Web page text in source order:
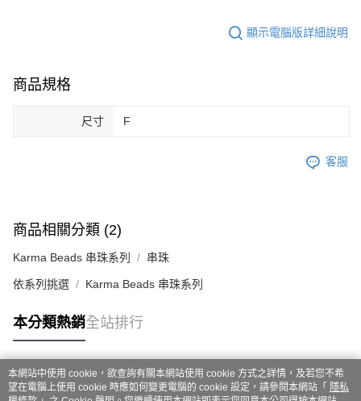
顯示電腦版詳細說明
商品規格
尺寸 F
客服
商品相關分類 (2)
Karma Beads 串珠系列 串珠
依系列挑選 Karma Beads 串珠系列
本分類熱銷全站排行
熱門標籤
本網站中使用 cookie，欲查詢有關本網站使用 cookie 方式之詳情，及若您不希
望在電腦上使用 cookie 時應如何變更電腦的 cookie 設定，請參閱本網站「 隱私